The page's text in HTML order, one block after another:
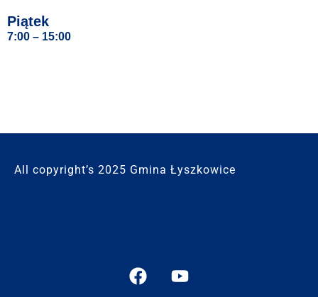
Piątek
7:00 – 15:00
All copyright’s 2025 Gmina Łyszkowice